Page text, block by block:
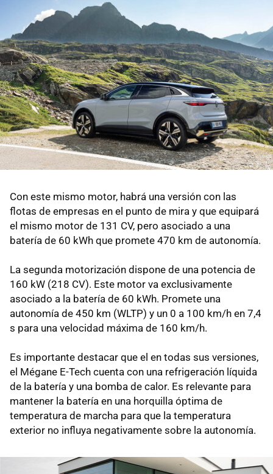
Con este mismo motor, habrá una versión con las
flotas de empresas en el punto de mira y que equipará
el mismo motor de 131 CV, pero asociado a una
batería de 60 kWh que promete 470 km de autonomía.
La segunda motorización dispone de una potencia de
160 kW (218 CV). Este motor va exclusivamente
asociado a la batería de 60 kWh. Promete una
autonomía de 450 km (WLTP) y un 0 a 100 km/h en 7,4
s para una velocidad máxima de 160 km/h.
Es importante destacar que el en todas sus versiones,
el Mégane E-Tech cuenta con una refrigeración líquida
de la batería y una bomba de calor. Es relevante para
mantener la batería en una horquilla óptima de
temperatura de marcha para que la temperatura
exterior no influya negativamente sobre la autonomía.